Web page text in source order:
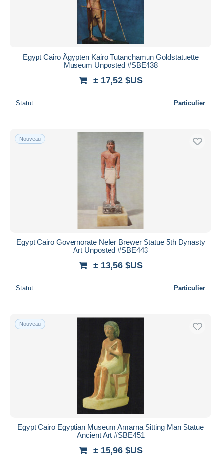
Egypt Cairo Ägypten Kairo Tutanchamun Goldstatuette
Museum Unposted #SBE438
± 17,52 $US
Statut Particulier
Nouveau
Egypt Cairo Governorate Nefer Brewer Statue 5th Dynasty
Art Unposted #SBE443
± 13,56 $US
Statut Particulier
Nouveau
Egypt Cairo Egyptian Museum Amarna Sitting Man Statue
Ancient Art #SBE451
± 15,96 $US